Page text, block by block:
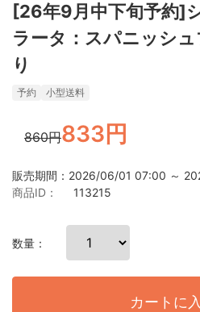
[26年9月中下旬予約]
ラータ：スパニッシ
り
予約 小型送料
860円833円
販売期間：2026/06/01 07:00 ～
商品ID：
113215
数量：
カートに